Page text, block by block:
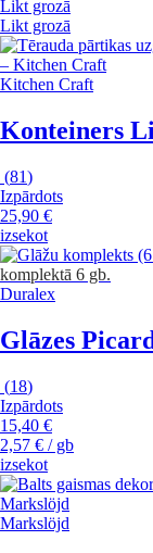
Likt grozā
Likt grozā
Kitchen Craft
Konteiners
(81)
Izpārdots
25,90 €
izsekot
komplektā 6 gb.
Duralex
Glāzes
(18)
Izpārdots
15,40 €
2,57 € / gb
izsekot
Markslöjd